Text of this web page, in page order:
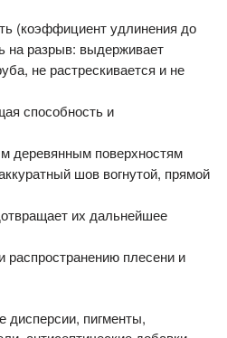
(коэффициент удлинения до
на разрыв: выдерживает
не растрескивается и не
способность и
деревянным поверхностям
шов вогнутой, прямой
их дальнейшее
распространению плесени и
дисперсии, пигменты,